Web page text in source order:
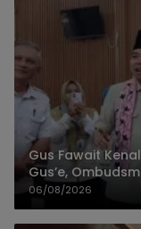
Gus Fawait
Gus’e,
Layanan Kualitas
06/08/2026